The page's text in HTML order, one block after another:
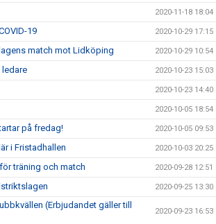
2020-11-18 18:04
19 2020-10-29 17:15
match mot Lidköping 2020-10-29 10:54
2020-10-23 15:03
2020-10-23 14:40
2020-10-05 18:54
på fredag! 2020-10-05 09:53
i Fristadhallen 2020-10-03 20:25
träning och match 2020-09-28 12:51
2020-09-25 13:30
(Erbjudandet gäller till
2020-09-23 16:53